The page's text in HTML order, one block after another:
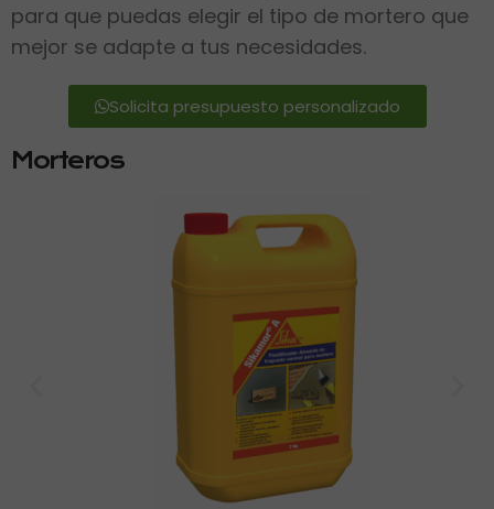
para que puedas elegir el tipo de mortero que
mejor se adapte a tus necesidades.
Solicita presupuesto personalizado
Morteros